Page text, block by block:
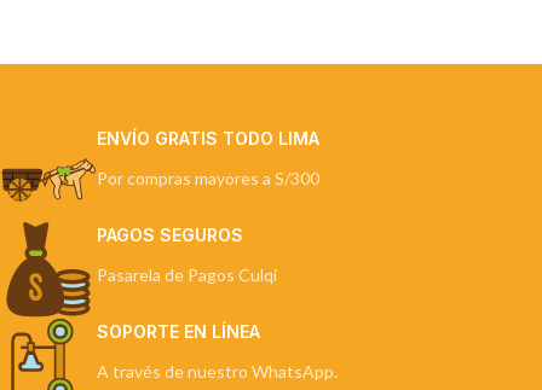
ENVÍO GRATIS TODO LIMA
Por compras mayores a S/300
PAGOS SEGUROS
Pasarela de Pagos Culqi
SOPORTE EN LÍNEA
A través de nuestro WhatsApp.